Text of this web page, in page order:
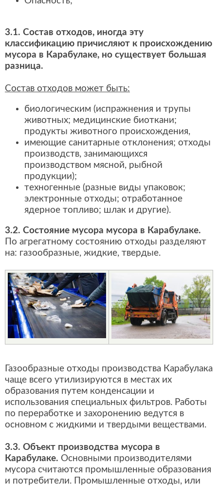
3.1. Состав отходов, иногда эту
классификацию причисляют к происхождению
мусора в Карабулаке, но существует большая
разница.
Состав отходов может быть:
биологическим (испражнения и трупы
животных; медицинские биоткани;
продукты животного происхождения,
имеющие санитарные отклонения; отходы
производств, занимающихся
производством мясной, рыбной
продукции);
техногенные (разные виды упаковок;
электронные отходы; отработанное
ядерное топливо; шлак и другие).
3.2. Состояние мусора мусора в Карабулаке.
По агрегатному состоянию отходы разделяют
на: газообразные, жидкие, твердые.
Газообразные отходы производства Карабулака
чаще всего утилизируются в местах их
образования путем конденсации и
использования специальных фильтров. Работы
по переработке и захоронению ведутся в
основном с жидкими и твердыми веществами.
3.3. Объект производства мусора в
Карабулаке. Основными производителями
мусора считаются промышленные образования
и потребители. Промышленные отходы, или